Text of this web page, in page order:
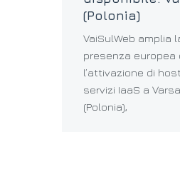
(Polonia)
VaiSulWeb amplia
presenza europea
l’attivazione di
servizi IaaS a
(Polonia),